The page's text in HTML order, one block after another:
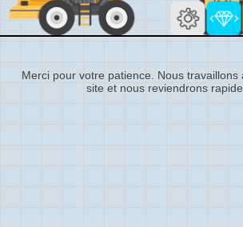
Merci pour votre patience. Nous travaillons
site et nous reviendrons